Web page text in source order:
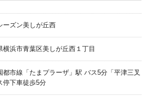
ーズン美しが丘西
横浜市青葉区美しが丘西１丁目
都市線「たまプラーザ」駅 バス5分「平津三叉
停下車徒歩5分